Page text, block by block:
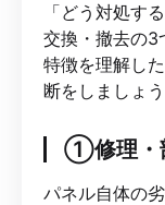
「どう対処す
交換・撤去の3
特徴を理解し
断をしましょう
①修理・
パネル自体の